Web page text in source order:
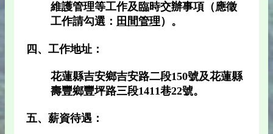
維護管理等工作及臨時交辦事項（應徵
工作請勾選： 田間管理）。
四、工作地址：
花蓮縣吉安鄉吉安路二段150號及花蓮縣
壽豐鄉豐坪路三段1411巷22號。
五、薪資待遇：